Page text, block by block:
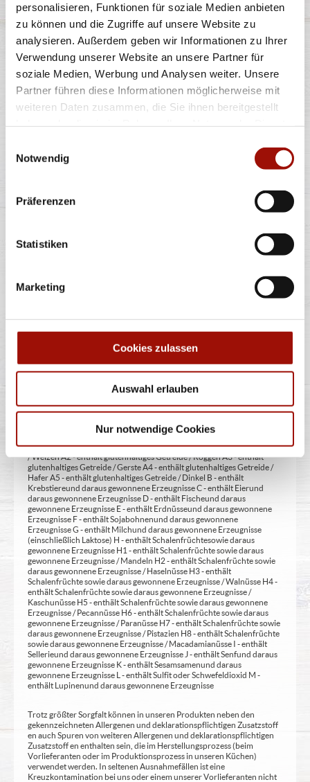
personalisieren, Funktionen für soziale Medien anbieten
zu können und die Zugriffe auf unsere Website zu
analysieren. Außerdem geben wir Informationen zu Ihrer
Verwendung unserer Website an unsere Partner für
soziale Medien, Werbung und Analysen weiter. Unsere
Partner führen diese Informationen möglicherweise mit
weiteren Daten zusammen, die Sie ihnen bereitgestellt
Notwendig
Präferenzen
Statistiken
Marketing
Cookies zulassen
Auswahl erlauben
Nur notwendige Cookies
7,90 €
Alle Preise in €. Alle Preise inkl. gesetzl. MwSt. Alle Angaben zu
Grammaturen oder Durchmessern, bspw. der Pizzen sind circa-
Produkten abweichen. Wir liefern innerhalb von ca. 30 Minuten.
** Informationen zu möglichen Spuren von Allergenen seitens unsere
Hersteller finden Sie unter www.pizzamax.de/produktinformationen
1 - mit Farbstoffen 2 - mit Konservierungsmittel 3 - mit
Antioxidationsmittel 4 - mit Geschmacksverstärker 5 - geschwefelt 6 -
Zuckerart/en und Süßungsmittel/n 12 - nur bei Tafelsüßen zusätzlich
zur Angabe 13 - enthält eine Phenylalaninquelle (zusätzlich zur Angabe
Angabe 15 - unter Schutzatmosphäre verpackt 16 - chininhaltig 17 -
koffeinhaltig 18 - mit Milcheiweiß (bei Fleischerzeugnissen) 19 - mit
Aufmerksamkeit bei Kindern beeinträchtigen (bei Azo-Farbstoffen) 22
23 - mit Nitritpökelsalz 24 - enthält Alkohol 25 - mit Stabilisatoren 26 -
A - enthält Glutenhaltiges Getreide A1 - enthält glutenhaltiges Getreide
/ Weizen A2 - enthält glutenhaltiges Getreide / Roggen A3 - enthält
glutenhaltiges Getreide / Gerste A4 - enthält glutenhaltiges Getreide /
Hafer A5 - enthält glutenhaltiges Getreide / Dinkel B - enthält
Krebstiere und daraus gewonnene Erzeugnisse C - enthält Eier und
daraus gewonnene Erzeugnisse D - enthält Fische und daraus
gewonnene Erzeugnisse E - enthält Erdnüsse und daraus gewonnene
Erzeugnisse F - enthält Sojabohnen und daraus gewonnene
Erzeugnisse G - enthält Milch und daraus gewonnene Erzeugnisse
(einschließlich Laktose) H - enthält Schalenfrüchte sowie daraus
gewonnene Erzeugnisse H1 - enthält Schalenfrüchte sowie daraus
gewonnene Erzeugnisse / Mandeln H2 - enthält Schalenfrüchte sowie
daraus gewonnene Erzeugnisse / Haselnüsse H3 - enthält
Schalenfrüchte sowie daraus gewonnene Erzeugnisse / Walnüsse H4 -
enthält Schalenfrüchte sowie daraus gewonnene Erzeugnisse /
Kaschunüsse H5 - enthält Schalenfrüchte sowie daraus gewonnene
Erzeugnisse / Pecannüsse H6 - enthält Schalenfrüchte sowie daraus
gewonnene Erzeugnisse / Paranüsse H7 - enthält Schalenfrüchte sowie
daraus gewonnene Erzeugnisse / Pistazien H8 - enthält Schalenfrüchte
sowie daraus gewonnene Erzeugnisse / Macadamianüsse I - enthält
Sellerie und daraus gewonnene Erzeugnisse J - enthält Senf und daraus
gewonnene Erzeugnisse K - enthält Sesamsamen und daraus
gewonnene Erzeugnisse L - enthält Sulfit oder Schwefeldioxid M -
enthält Lupinen und daraus gewonnene Erzeugnisse
Trotz größter Sorgfalt können in unseren Produkten neben den
gekennzeichneten Allergenen und deklarationspflichtigen Zusatzstoff
en auch Spuren von weiteren Allergenen und deklarationspflichtigen
Zusatzstoff en enthalten sein, die im Herstellungsprozess (beim
Vorlieferanten oder im Produktionsprozess in unseren Küchen)
verwendet werden. In seltenen Ausnahmefällen ist eine
Kreuzkontamination bei uns oder einem unserer Vorlieferanten nicht